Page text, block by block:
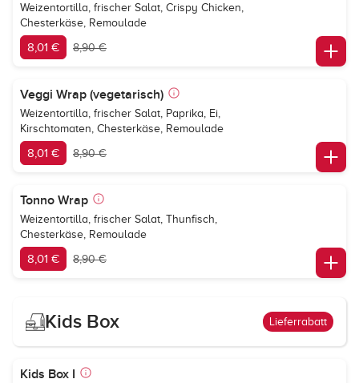
Weizentortilla, frischer Salat, Crispy Chicken,
Chesterkäse, Remoulade
8,01 € 8,90 €
Veggi Wrap (vegetarisch)
Weizentortilla, frischer Salat, Paprika, Ei,
Kirschtomaten, Chesterkäse, Remoulade
8,01 € 8,90 €
Tonno Wrap
Weizentortilla, frischer Salat, Thunfisch,
Chesterkäse, Remoulade
8,01 € 8,90 €
Kids Box Lieferrabatt
Kids Box I